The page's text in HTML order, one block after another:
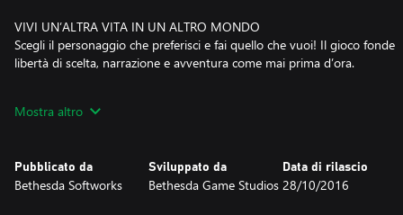
VIVI UN’ALTRA VITA IN UN ALTRO MONDO
Scegli il personaggio che preferisci e fai quello che vuoi! Il gioco fonde
libertà di scelta, narrazione e avventura come mai prima d’ora.
Scegli fra centinaia di armi, magie e abilità. Con il nuovo sistema di
COMBATTI I DRAGHI
Mostra altro
Pubblicato da
Bethesda Softworks
Sviluppato da
Bethesda Game Studios
Data di rilascio
28/10/2016